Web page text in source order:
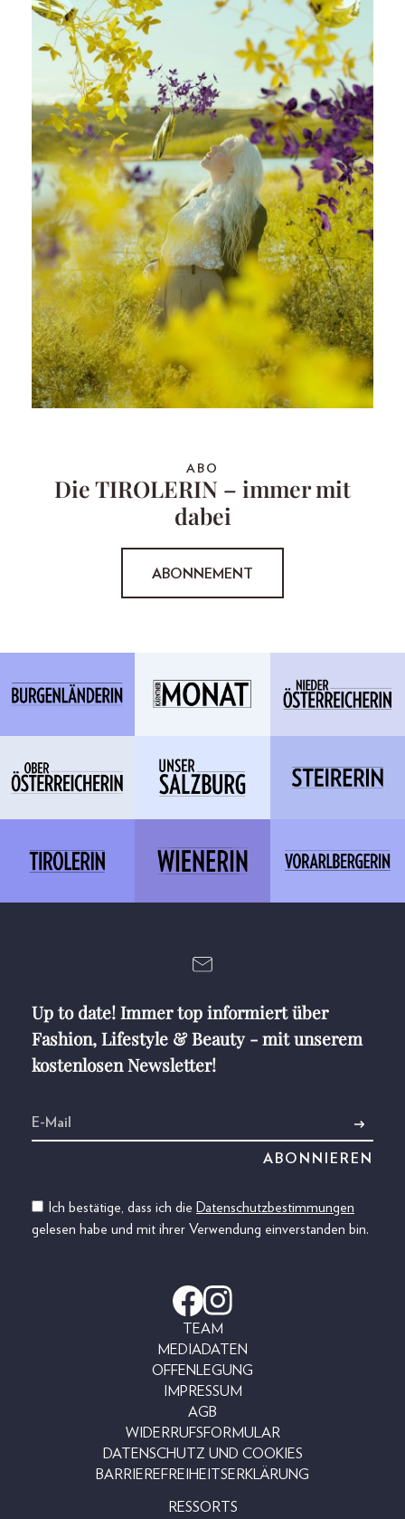
ABO
Die TIROLERIN – immer mit
dabei
ABONNEMENT
Up to date! Immer top informiert über
Fashion, Lifestyle & Beauty - mit unserem
kostenlosen Newsletter!
Ich bestätige, dass ich die Datenschutzbestimmungen
gelesen habe und mit ihrer Verwendung einverstanden bin.
TEAM
MEDIADATEN
OFFENLEGUNG
IMPRESSUM
AGB
WIDERRUFSFORMULAR
DATENSCHUTZ UND COOKIES
BARRIEREFREIHEITSERKLÄRUNG
RESSORTS